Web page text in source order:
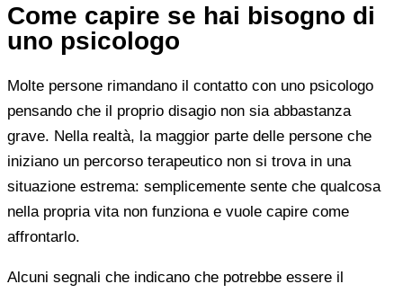
Come capire se hai bisogno di
uno psicologo
Molte persone rimandano il contatto con uno psicologo
pensando che il proprio disagio non sia abbastanza
grave. Nella realtà, la maggior parte delle persone che
iniziano un percorso terapeutico non si trova in una
situazione estrema: semplicemente sente che qualcosa
nella propria vita non funziona e vuole capire come
affrontarlo.
Alcuni segnali che indicano che potrebbe essere il